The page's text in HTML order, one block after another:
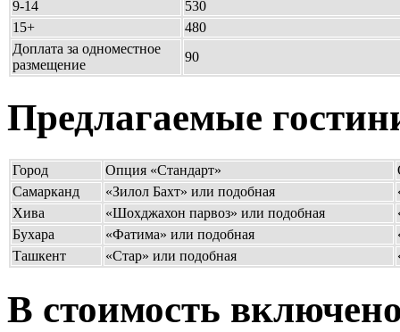
9-14
530
15+
480
Доплата за одноместное
размещение
90
Предлагаемые
Город Опция «Стандарт»
Самарканд
«Зилол Бахт» или подобная
Хива
«Шохджахон парвоз» или подобная
Бухара
«Фатима» или подобная
Ташкент
«Стар» или подобная
В стоимость